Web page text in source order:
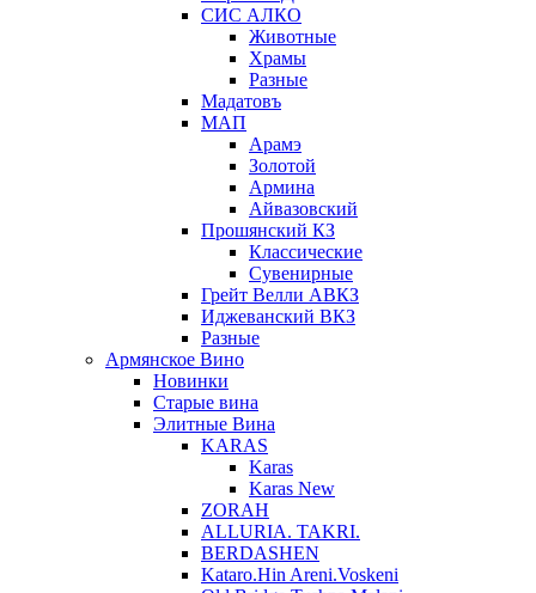
СИС АЛКО
Животные
Храмы
Разные
Мадатовъ
МАП
Арамэ
Золотой
Армина
Айвазовский
Прошянский КЗ
Классические
Сувенирные
Грейт Велли АВКЗ
Иджеванский ВКЗ
Разные
Армянское Вино
Новинки
Старые вина
Элитные Вина
KARAS
Karas
Karas New
ZORAH
ALLURIA. TAKRI.
BERDASHEN
Kataro.Hin Areni.Voskeni